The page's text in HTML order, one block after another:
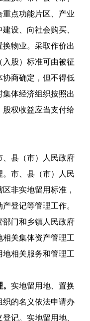
重点功能片区、产业
设、向社会购买、
物业。采取作价出
股）标准可由被征
协商确定，但不得低
体经济组织按照出
股权收益应当支付给
、县（市）人民政府
市、县（市）人民
非实地留用标准，
登记等管理工作。
部门和乡镇人民政府
相关集体资产管理工
相关服务和管理工
实地留用地、置换
织的名义依法申请办
记。实地留用地、